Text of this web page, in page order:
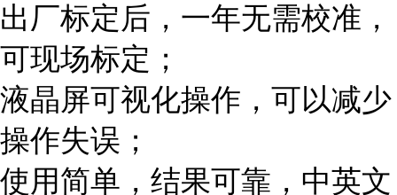
出厂标定后，一年无需校准，
可现场标定；
液晶屏可视化操作，可以减少
操作失误；
使用简单，结果可靠，中英文